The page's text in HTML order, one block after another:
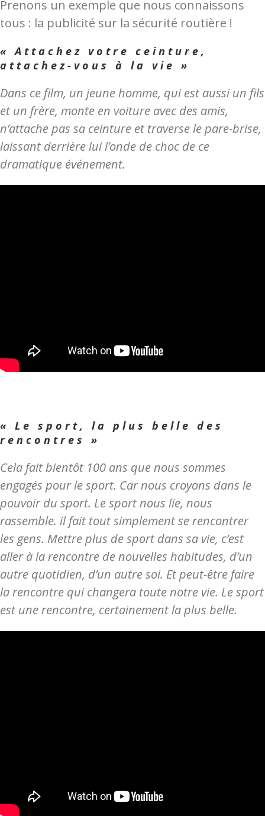
Prenons un exemple que nous connaissons
tous : la publicité sur la sécurité routière !
« Attachez votre ceinture,
attachez-vous à la vie »
Dans ce film, un jeune homme, qui est aussi un fils
et un frère, monte en voiture avec des amis,
n’attache pas sa ceinture et traverse le pare-brise,
laissant derrière lui l’onde de choc de ce
dramatique événement.
« Le sport, la plus belle des
rencontres »
Cela fait bientôt 100 ans que nous sommes
engagés pour le sport. Car nous croyons dans le
pouvoir du sport. Le sport nous lie, nous
rassemble. il fait tout simplement se rencontrer
les gens. Mettre plus de sport dans sa vie, c’est
aller à la rencontre de nouvelles habitudes, d’un
autre quotidien, d’un autre soi. Et peut-être faire
la rencontre qui changera toute notre vie. Le sport
est une rencontre, certainement la plus belle.